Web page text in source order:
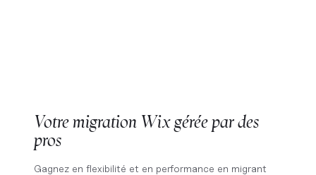
Votre migration Wix gérée par des
pros
Gagnez en flexibilité et en performance en migrant